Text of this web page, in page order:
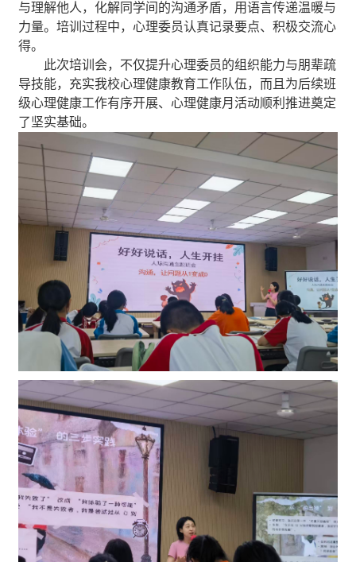
与理解他人，化解同学间的沟通矛盾，用语言传递温暖与
力量。培训过程中，心理委员认真记录要点、积极交流心
得。
此次培训会，不仅提升心理委员的组织能力与朋辈疏
导技能，充实我校心理健康教育工作队伍，而且为后续班
级心理健康工作有序开展、心理健康月活动顺利推进奠定
了坚实基础。